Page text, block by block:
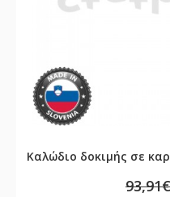
Καλώδιο δοκιμής σε
93,91€